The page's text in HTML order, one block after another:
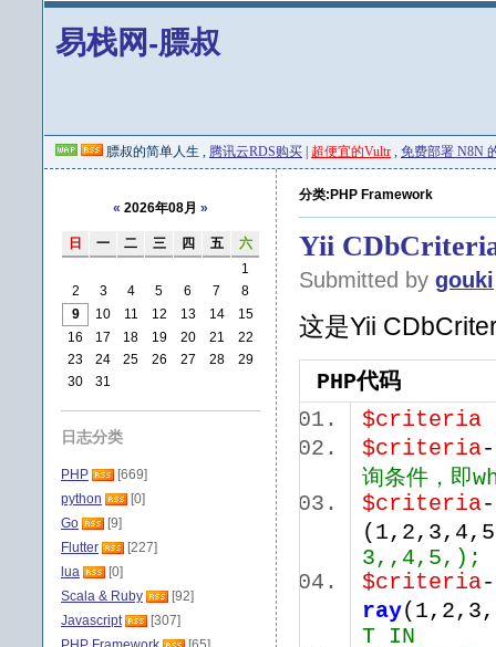
易栈网-膘叔
膘叔的简单人生 , 腾讯云RDS购买 超便宜的Vultr , 免费部署 N8N
分类:PHP Framework
Yii
Submitted by gouki
这是Yii
PHP代码
$criteria
$criteria
询条件，
$criteria
3,,4,5,);
$criteria
ray
T IN
« 2026年08月 »
日 一 二 三 四 五
六
1
2
3 4 5 6 7
8
9
10 11 12 13 14
15
16
17 18 19 20 21
22
23
24 25 26 27 28
29
30
31
日志分类
PHP
[669]
python
[0]
Go
[9]
Flutter
[227]
lua
[0]
Scala & Ruby
[92]
Javascript
[307]